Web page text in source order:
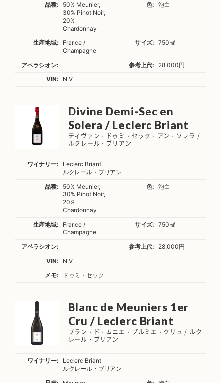
品種:
50% Meunier,
30% Pinot Noir,
20%
Chardonnay
色: 泡白
生産地域:
France /
Champagne
サイズ: 750㎖
アペラシオン: 参考上代:
28,000円
VIN:
N.V
Divine Demi-Sec en
Solera / Leclerc Briant
ディヴァン・ドゥミ・セック・アン・ソレラ /
ルクレール・ブリアン
ワイナリー:
Leclerc Briant
ルクレール・ブリアン
品種:
50% Meunier,
30% Pinot Noir,
20%
Chardonnay
色: 泡白
生産地域:
France /
Champagne
サイズ: 750㎖
アペラシオン: 参考上代:
28,000円
VIN:
N.V
メモ:
ドゥミ・セック
Blanc de Meuniers 1er
Cru / Leclerc Briant
ブラン・ド・ムニエ・プルミエ・クリュ / ルク
レール・ブリアン
ワイナリー:
Leclerc Briant
ルクレール・ブリアン